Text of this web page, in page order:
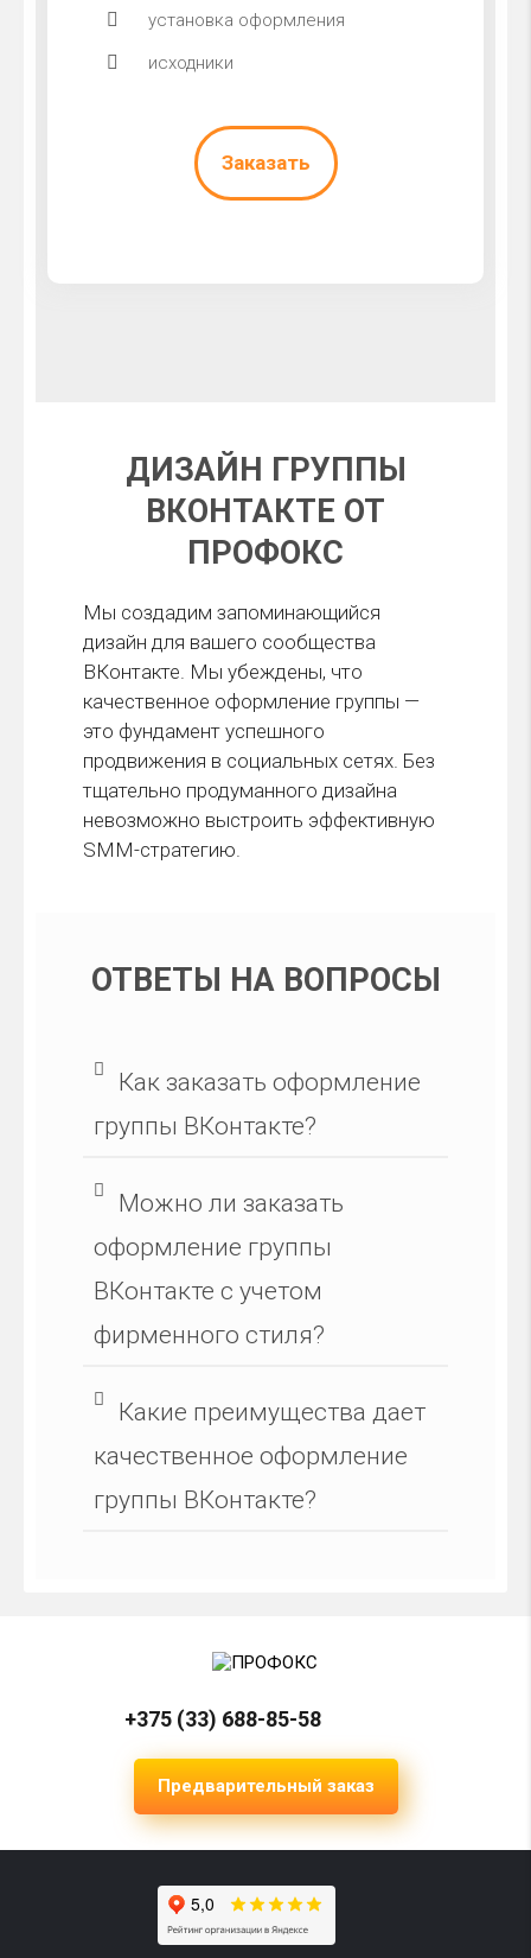
установка оформления
исходники
Заказать
ДИЗАЙН ГРУППЫ
ВКОНТАКТЕ ОТ
ПРОФОКС
Мы создадим запоминающийся
дизайн для вашего сообщества
ВКонтакте. Мы убеждены, что
качественное оформление группы —
это фундамент успешного
продвижения в социальных сетях. Без
тщательно продуманного дизайна
невозможно выстроить эффективную
SMM-стратегию.
ОТВЕТЫ НА ВОПРОСЫ
Как заказать оформление
группы ВКонтакте?
Можно ли заказать
оформление группы
ВКонтакте с учетом
фирменного стиля?
Какие преимущества дает
качественное оформление
группы ВКонтакте?
+375 (33) 688-85-58
Предварительный заказ